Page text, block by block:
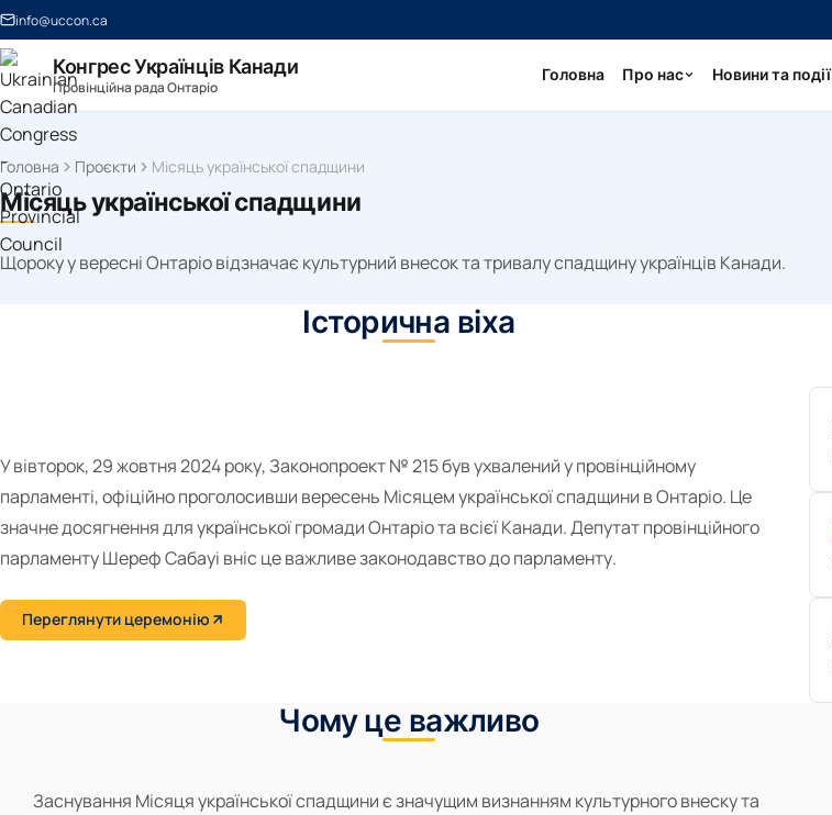
info@uccon.ca
Конгрес Українців Канади
Провінційна рада Онтаріо
Головна Про нас Новини та події
Головна Проєкти Місяць української спадщини
Місяць української спадщини
Щороку у вересні Онтаріо відзначає культурний внесок та тривалу спадщину українців Канади.
Історична віха
У вівторок, 29 жовтня 2024 року, Законопроект № 215 був ухвалений у провінційному
парламенті, офіційно проголосивши вересень Місяцем української спадщини в Онтаріо. Це
значне досягнення для української громади Онтаріо та всієї Канади. Депутат провінційного
парламенту Шереф Сабауі вніс це важливе законодавство до парламенту.
Переглянути церемонію
Чому це важливо
Заснування Місяця української спадщини є значущим визнанням культурного внеску та